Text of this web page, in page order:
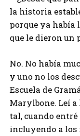
la historia
porque ya
que le dieron
No. No había
y uno no los
Escuela de
Marylbone. Leí
tal, cuando entré
incluyendo a los